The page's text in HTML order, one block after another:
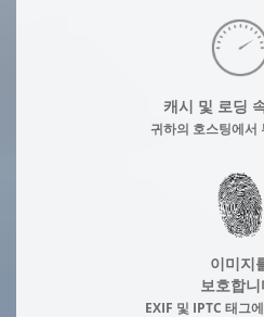
캐시 및 로딩
귀하의 호스팅에서
이미지
보호합니
EXIF 및 IPTC 태그